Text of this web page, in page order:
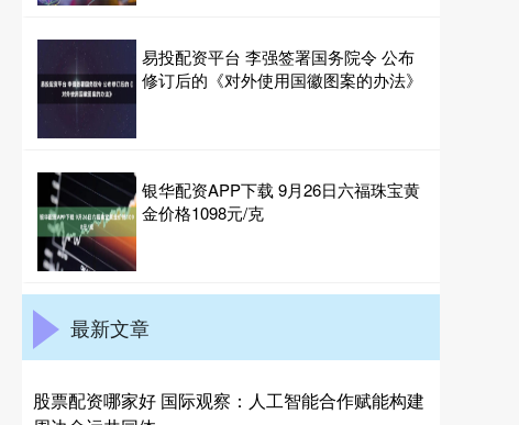
易投配资平台 李强签署国务院令 公布
修订后的《对外使用国徽图案的办法》
银华配资APP下载 9月26日六福珠宝黄
金价格1098元/克
最新文章
股票配资哪家好 国际观察：人工智能合作赋能构建